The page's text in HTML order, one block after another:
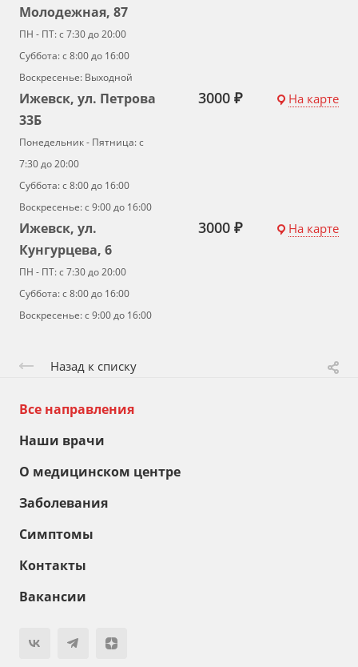
Молодежная, 87
ПН - ПТ: с 7:30 до 20:00
Суббота: с 8:00 до 16:00
Воскресенье: Выходной
Ижевск, ул. Петрова
33Б
Понедельник - Пятница: с
7:30 до 20:00
Суббота: с 8:00 до 16:00
Воскресенье: с 9:00 до 16:00
3000 ₽ На карте
Ижевск, ул.
Кунгурцева, 6
ПН - ПТ: с 7:30 до 20:00
Суббота: с 8:00 до 16:00
Воскресенье: с 9:00 до 16:00
3000 ₽ На карте
Назад к списку
Все направления
Наши врачи
О медицинском центре
Заболевания
Симптомы
Контакты
Вакансии